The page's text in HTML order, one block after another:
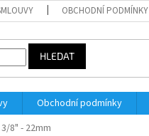
OBCHODNÍ PODMÍNKY
HLEDAT
Obchodní podmínky
8" - 22mm